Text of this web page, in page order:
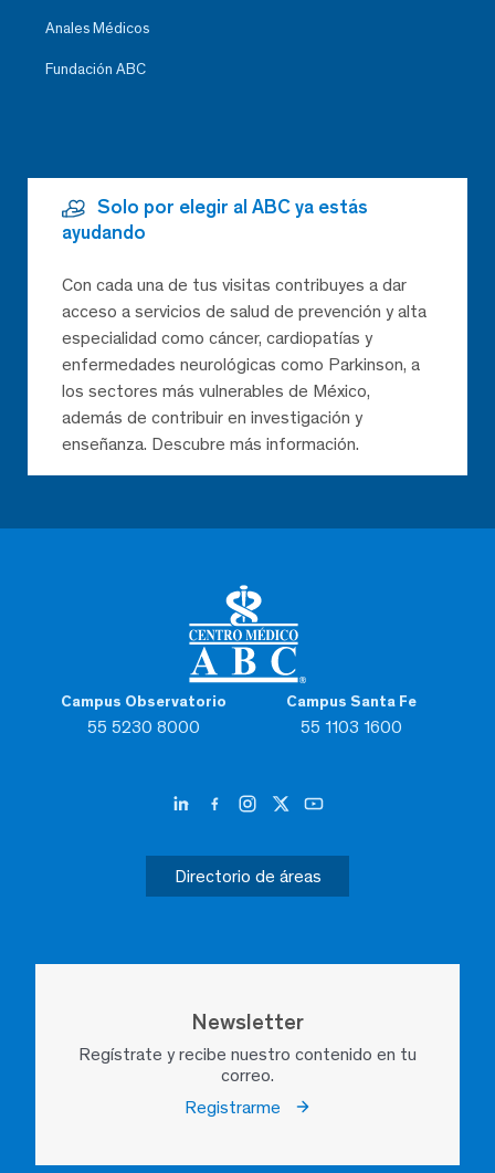
Campus Observatorio
55 5230 8000
Campus Santa Fe
55 1103 1600
Directorio de áreas
Newsletter
Regístrate y recibe nuestro contenido en tu
correo.
Registrarme
Anales Médicos
Fundación ABC
Solo por elegir al ABC ya estás
ayudando
Con cada una de tus visitas contribuyes a dar
acceso a servicios de salud de prevención y alta
especialidad como cáncer, cardiopatías y
enfermedades neurológicas como Parkinson, a
los sectores más vulnerables de México,
además de contribuir en investigación y
enseñanza. Descubre más información.